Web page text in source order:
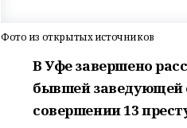
Фото из открытых источников
В Уфе завершено
бывшей заведующей
совершении 13